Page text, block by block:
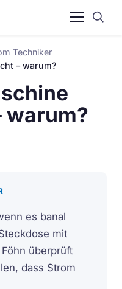
Techniker
– warum?
warum?
es banal
mit
überprüft
dass Strom